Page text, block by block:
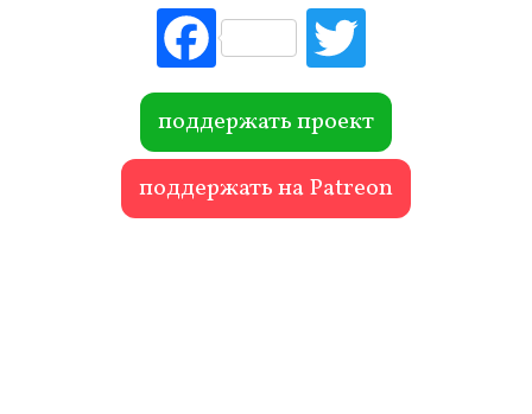
Fac
ebo
ok r
поддержать проект
поддержать на Patreon